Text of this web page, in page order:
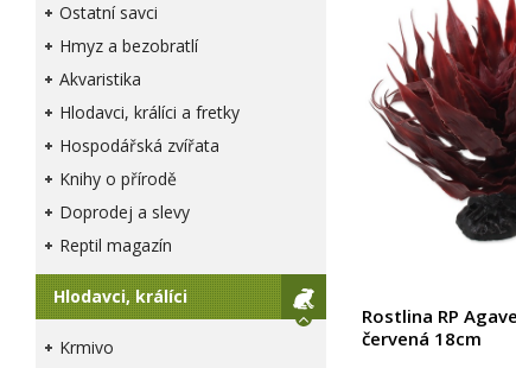
Ostatní savci
Hmyz a bezobratlí
Akvaristika
Hlodavci, králíci a fretky
Hospodářská zvířata
Knihy o přírodě
Doprodej a slevy
Reptil magazín
Hlodavci, králíci
Krmivo
Rostlina RP
červená 18cm